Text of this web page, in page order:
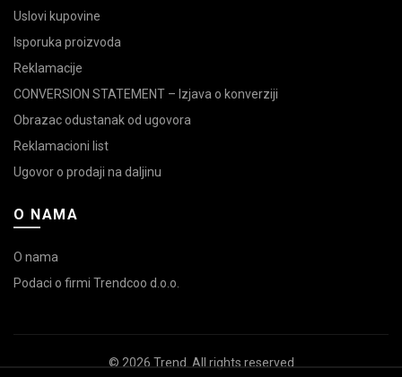
Uslovi kupovine
Isporuka proizvoda
Reklamacije
CONVERSION STATEMENT – Izjava o konverziji
Obrazac odustanak od ugovora
Reklamacioni list
Ugovor o prodaji na daljinu
O NAMA
O nama
Podaci o firmi Trendcoo d.o.o.
© 2026 Trend . All rights reserved